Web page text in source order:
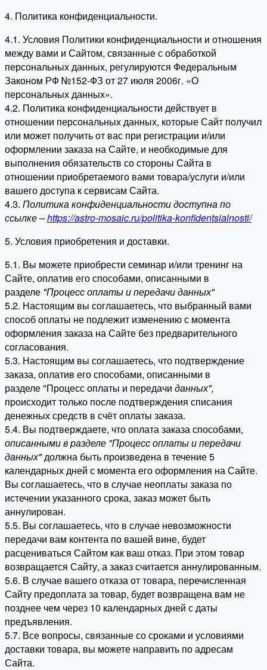
4. Политика конфиденциальности.
4.1. Условия Политики конфиденциальности и отношения
между вами и Сайтом, связанные с обработкой
персональных данных, регулируются Федеральным
Законом РФ №152-ФЗ от 27 июля 2006г. «О
персональных данных».
4.2. Политика конфиденциальности действует в
отношении персональных данных, которые Сайт получил
или может получить от вас при регистрации и/или
оформлении заказа на Сайте, и необходимые для
выполнения обязательств со стороны Сайта в
отношении приобретаемого вами товара/услуги и/или
вашего доступа к сервисам Сайта.
4.3. Политика конфиденциальности доступна по
ссылке –https://astro-mosaic.ru/politika-konfidentsialnosti/
5. Условия приобретения и доставки.
5.1. Вы можете приобрести семинар и/или тренинг на
Сайте, оплатив его способами, описанными в
разделе "Процесс оплаты и передачи данных"
5.2. Настоящим вы соглашаетесь, что выбранный вами
способ оплаты не подлежит изменению с момента
оформления заказа на Сайте без предварительного
согласования.
5.3. Настоящим вы соглашаетесь, что подтверждение
заказа, оплатив его способами, описанными в
разделе "Процесс оплаты и передачи данных",
происходит только после подтверждения списания
денежных средств в счёт оплаты заказа.
5.4. Вы подтверждаете, что оплата заказа способами,
описанными в разделе "Процесс оплаты и передачи
данных"должна быть произведена в течение 5
календарных дней с момента его оформления на Сайте.
Вы соглашаетесь, что в случае неоплаты заказа по
истечении указанного срока, заказ может быть
аннулирован.
5.5. Вы соглашаетесь, что в случае невозможности
передачи вам контента по вашей вине, будет
расцениваться Сайтом как ваш отказ. При этом товар
возвращается Сайту, а заказ считается аннулированным.
5.6. В случае вашего отказа от товара, перечисленная
Сайту предоплата за товар, будет возвращена вам не
позднее чем через 10 календарных дней с даты
предъявления.
5.7. Все вопросы, связанные со сроками и условиями
доставки товара, вы можете направить по адресам
Сайта.